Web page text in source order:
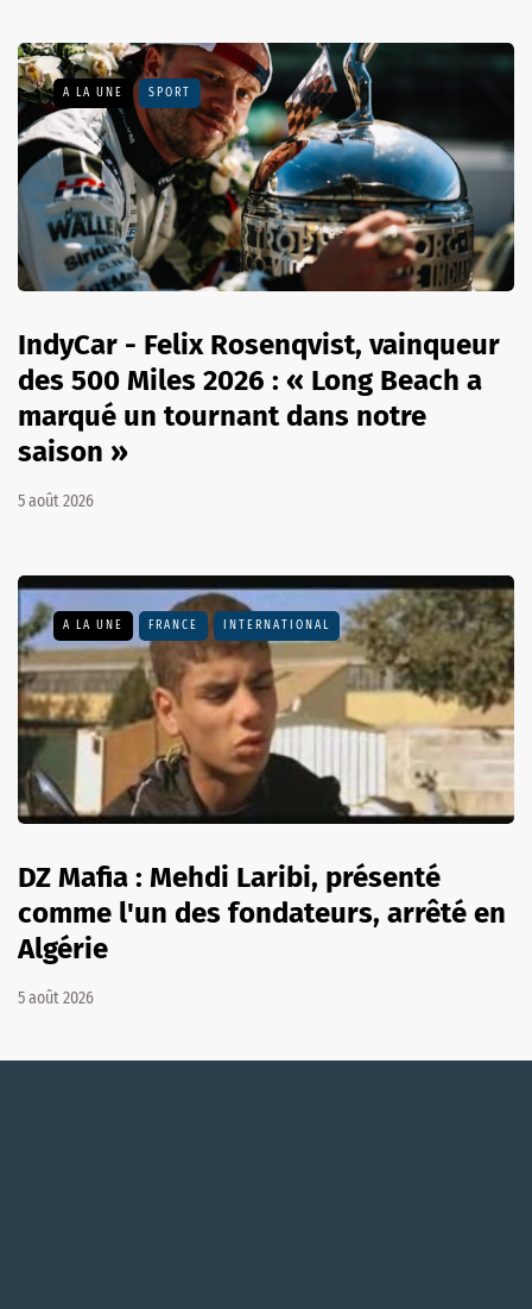
A LA UNE SPORT
IndyCar - Felix Rosenqvist, vainqueur
des 500 Miles 2026 : « Long Beach a
marqué un tournant dans notre
saison »
5 août 2026
A LA UNE FRANCE INTERNATIONAL
DZ Mafia : Mehdi Laribi, présenté
comme l'un des fondateurs, arrêté en
Algérie
5 août 2026